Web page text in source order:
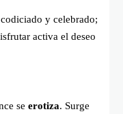
y celebrado;
activa el deseo
se erotiza. Surge